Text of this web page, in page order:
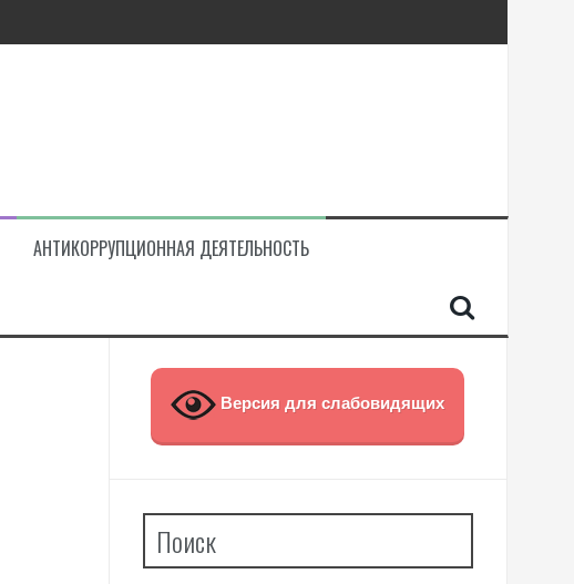
АНТИКОРРУПЦИОННАЯ ДЕЯТЕЛЬНОСТЬ
Версия для слабовидящих
Поиск